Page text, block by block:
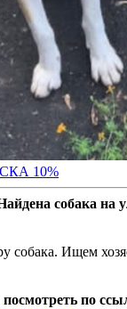
10%
собака на
собака. Ищем
по